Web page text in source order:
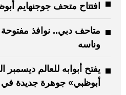
افتتاح متحف جوجنهايم أبوظبي في
متاحف دبي.. نوافذ
وناسه
يفتح أبوابه للعالم ديسمبر
أبوظبي» جوهرة جديدة في